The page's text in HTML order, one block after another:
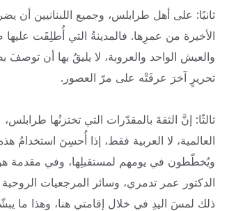
ثانيًا: على أهل طرابلس، وجميع اللبنانيين أن
الأخيرة من عمرِها. فالمدينةُ التي أُطلِقَت
والعيش الواحد والعروبة، لا يليقُ بها أن
تحريرٍ آخرَ عرفَتْه على مرّ العصور.
ثالثًا: إنَّ الثقةَ بالمقدّرات التي تختزنُها
العالمية، لا العربية فقط، إذا أُحسِنَ استخدامُ
ويُخطّطون في يومهم لمستقبلِها، وفي مقدمة
الدكتور عمر تدمري، وسائر المرجعيات الروحية
ذلك لمسَ اليدِ في خلال إقامتي هنا، وهذا ما